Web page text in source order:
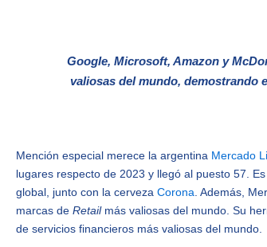
Google, Microsoft, Amazon y
valiosas del mundo, demostrando
Mención especial merece la argentina Mercado
lugares respecto de 2023 y llegó al puesto 57.
global, junto con la cerveza Corona . Además,
marcas de Retailmás valiosas del mundo. Su
de servicios financieros más valiosas del mundo.